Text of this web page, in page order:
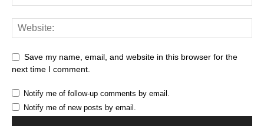
Save my name, email, and website in this browser for the
next time I comment.
Notify me of follow-up comments by email.
Notify me of new posts by email.